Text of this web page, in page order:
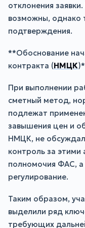
отклонения
возможны, однако
подтверждения.
**Обоснование
контракта (НМЦК
При выполнении
сметный метод,
подлежат
завышения цен и
НМЦК, не
контроль за этими
полномочия ФАС, а
регулирование.
Таким образом,
выделили ряд
требующих